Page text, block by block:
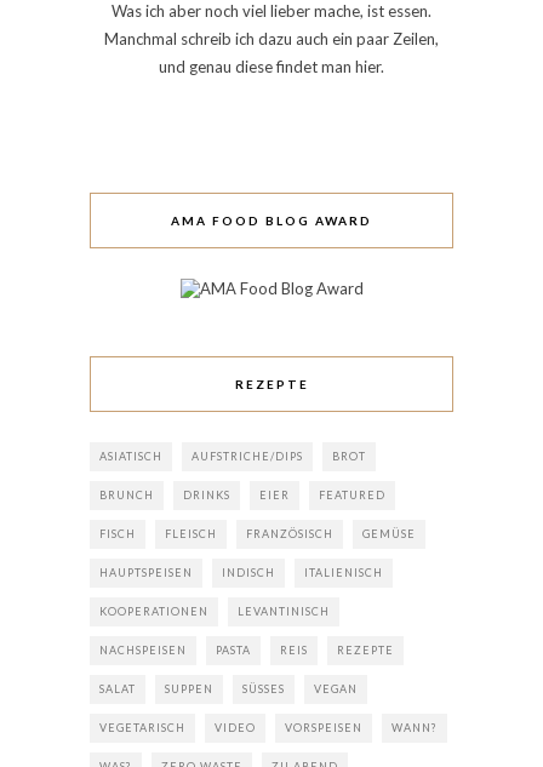
Was ich aber noch viel lieber mache, ist essen.
Manchmal schreib ich dazu auch ein paar Zeilen,
und genau diese findet man hier.
AMA FOOD BLOG AWARD
REZEPTE
ASIATISCH AUFSTRICHE/DIPS BROT
BRUNCH DRINKS EIER FEATURED
FISCH FLEISCH FRANZÖSISCH GEMÜSE
HAUPTSPEISEN INDISCH ITALIENISCH
KOOPERATIONEN LEVANTINISCH
NACHSPEISEN PASTA REIS REZEPTE
SALAT SUPPEN SÜSSES VEGAN
VEGETARISCH VIDEO VORSPEISEN WANN?